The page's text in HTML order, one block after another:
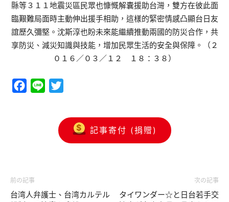
縣等３１１地震災區民眾也慷慨解囊援助台灣，雙方在彼此面
臨艱難局面時主動伸出援手相助，這樣的緊密情感凸顯台日友
誼歷久彌堅。沈斯淳也盼未來能繼續推動兩國的防災合作，共
享防災、減災知識與技能，增加民眾生活的安全與保障。（２
０１６／０３／１２ １８：３８）
Facebook
Line
記事寄付 (捐贈)
前の記事
台湾人弁護士、台湾カルテル
次の記事
タイワンダー☆と日台若手交